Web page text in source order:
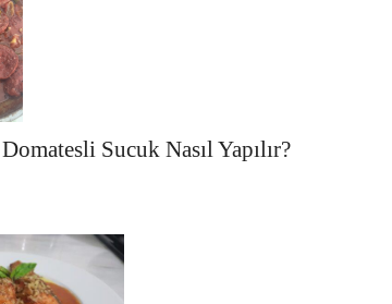
Sucuk Nasıl Yapılır?